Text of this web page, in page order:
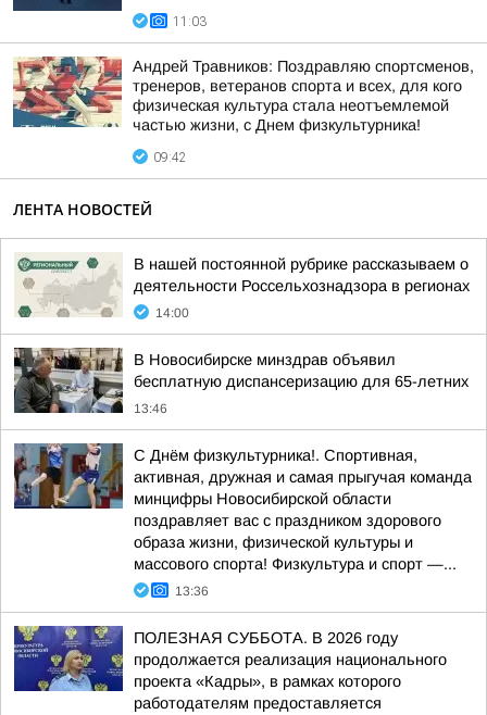
11:03
Андрей Травников: Поздравляю спортсменов,
тренеров, ветеранов спорта и всех, для кого
физическая культура стала неотъемлемой
частью жизни, с Днем физкультурника!
09:42
ЛЕНТА НОВОСТЕЙ
В нашей постоянной рубрике рассказываем о
деятельности Россельхознадзора в регионах
14:00
В Новосибирске минздрав объявил
бесплатную диспансеризацию для 65-летних
13:46
С Днём физкультурника!. Спортивная,
активная, дружная и самая прыгучая команда
минцифры Новосибирской области
поздравляет вас с праздником здорового
образа жизни, физической культуры и
массового спорта! Физкультура и спорт —...
13:36
ПОЛЕЗНАЯ СУББОТА. В 2026 году
продолжается реализация национального
проекта «Кадры», в рамках которого
работодателям предоставляется